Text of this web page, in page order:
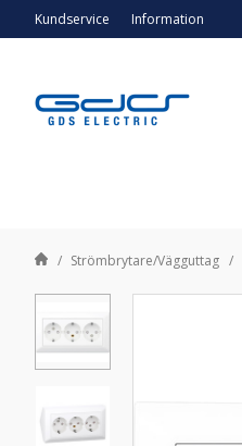
Kundservice Information
Strömbrytare/Vägguttag